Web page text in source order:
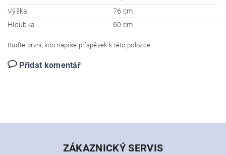
Výška
76 cm
Hloubka
60 cm
Buďte první, kdo napíše příspěvek k této položce.
Přidat komentář
ZÁKAZNICKÝ SERVIS